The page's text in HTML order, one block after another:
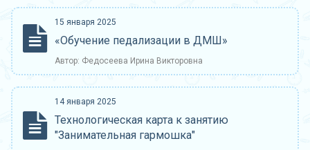
15 января 2025
«Обучение педализации в ДМШ»
Автор: Федосеева Ирина Викторовна
14 января 2025
Технологическая карта к занятию
"Занимательная гармошка"